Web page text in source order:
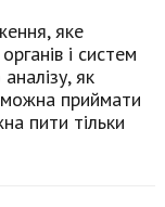
яке
і систем
як
приймати
пити тільки